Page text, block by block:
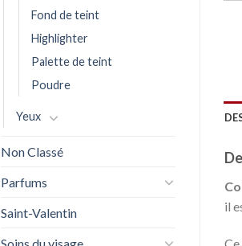
Fond de teint
Highlighter
Palette de teint
Poudre
Yeux
Non Classé
Parfums
Saint-Valentin
Soins du visage
il